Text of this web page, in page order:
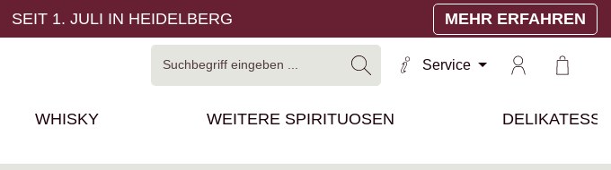
SEIT 1. JULI IN HEIDELBERG MEHR ERFAHREN
Service
WHISKY WEITERE SPIRITUOSEN